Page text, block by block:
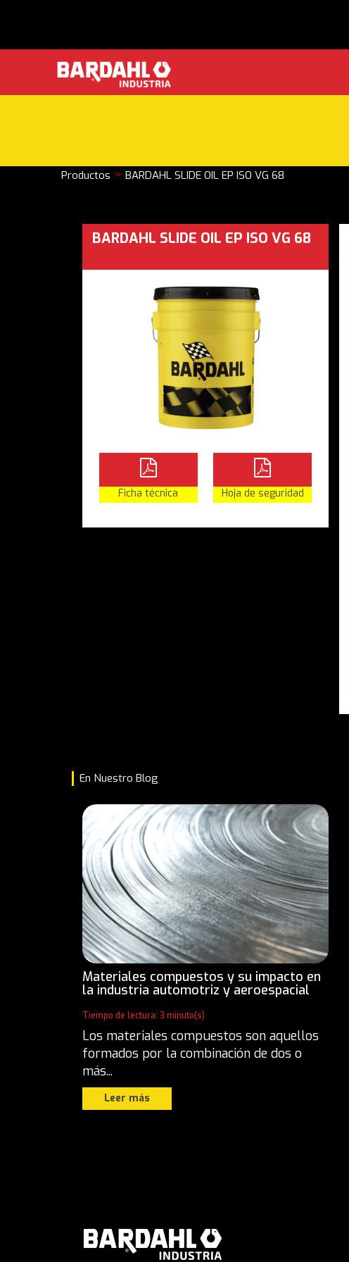
Productos > BARDAHL SLIDE OIL EP ISO VG 68
BARDAHL SLIDE OIL EP ISO VG 68
Ficha técnica Hoja de seguridad
En Nuestro Blog
Materiales compuestos y su impacto en
la industria automotriz y aeroespacial
Tiempo de lectura: 3 minuto(s)
Los materiales compuestos son aquellos
formados por la combinación de dos o
más...
Leer más